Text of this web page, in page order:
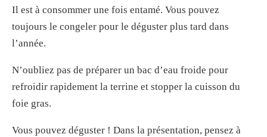
Il est à consommer une fois entamé. Vous pouvez
toujours le congeler pour le déguster plus tard dans
l’année.
N’oubliez pas de préparer un bac d’eau froide pour
refroidir rapidement la terrine et stopper la cuisson du
foie gras.
Vous pouvez déguster ! Dans la présentation, pensez à